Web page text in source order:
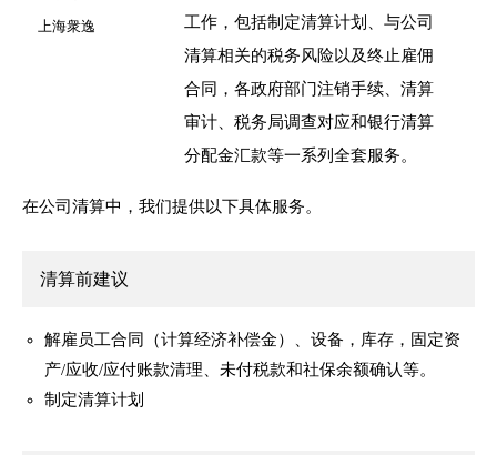
上海衆逸
工作，包括制定清算计划、与公司
清算相关的税务风险以及终止雇佣
合同，各政府部门注销手续、清算
审计、税务局调查对应和银行清算
分配金汇款等一系列全套服务。
在公司清算中，我们提供以下具体服务。
清算前建议
解雇员工合同（计算经济补偿金）、设备，库存，固定资
产/应收/应付账款清理、未付税款和社保余额确认等。
制定清算计划